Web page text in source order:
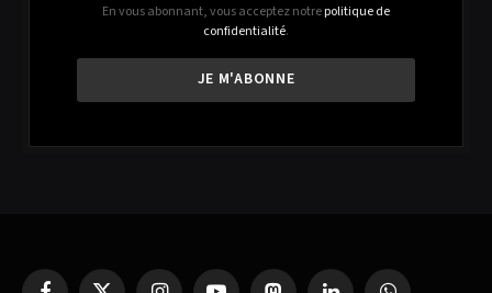
En vous abonnant, vous acceptez notrepolitique de
confidentialité.